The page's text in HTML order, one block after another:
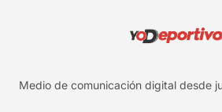
Medio de comunicación digital desde